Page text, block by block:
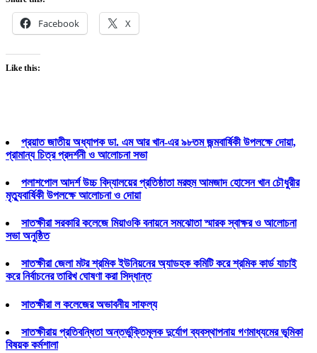
Facebook X
Like this:
প্রয়াত জাতীয় অধ্যাপক ডা. এম আর খান-এর ৯৮তম জন্মবার্ষিকী উপলক্ষে দোয়া,
প্রামান্য চিত্র প্রদর্শনী ও আলোচনা সভা
পলাশপোল আদর্শ উচ্চ বিদ্যালয়ের প্রতিষ্ঠাতা মরহুম আমজাদ হোসেন খান চৌধুরীর
মৃত্যুবার্ষিকী উপলক্ষে আলোচনা ও দোয়া
সাতক্ষীরা সরকারি কলেজে মিয়াওকি বনায়নে সমঝোতা স্মারক স্বাক্ষর ও আলোচনা
সভা অনুষ্ঠিত
সাতক্ষীরা জেলা মটর শ্রমিক ইউনিয়নের অ্যাডহক কমিটি করে শ্রমিক কার্ড যাচাই
করে নির্বাচনের তারিখ ঘোষণা করা সিদ্ধান্ত
সাতক্ষীরা ল কলেজের অভাবনীয় সাফল্য
সাতক্ষীরায় প্রতিবন্ধিতা অন্তর্ভুক্তিমূলক দুর্যোগ ব্যবস্থাপনায় গণমাধ্যমের ভূমিকা
বিষয়ক কর্মশালা